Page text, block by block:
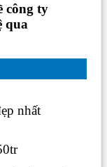
công ty
qua
nhất